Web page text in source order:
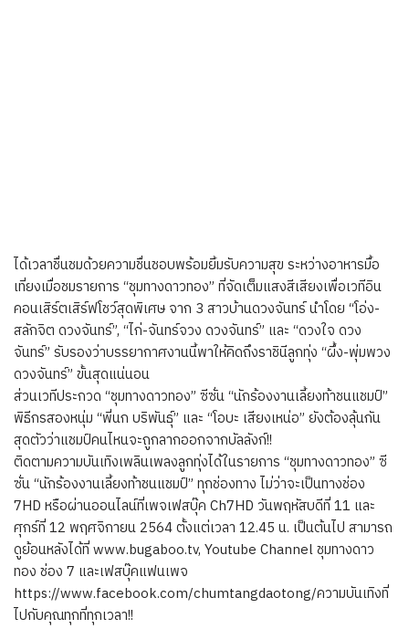
ได้เวลาชื่นชมด้วยความชื่นชอบพร้อมยิ้มรับความสุข ระหว่างอาหารมื้อ
เที่ยงเมื่อชมรายการ “ชุมทางดาวทอง” ที่จัดเต็มแสงสีเสียงเพื่อเวทีอิน
คอนเสิร์ตเสิร์ฟโชว์สุดพิเศษ จาก 3 สาวบ้านดวงจันทร์ นำโดย “โอ่ง-
สลักจิต ดวงจันทร์”, “ไก่-จันทร์จวง ดวงจันทร์” และ “ดวงใจ ดวง
จันทร์” รับรองว่าบรรยากาศงานนี้พาให้คิดถึงราชินีลูกทุ่ง “ผึ้ง-พุ่มพวง
ดวงจันทร์” ขั้นสุดแน่นอน
ส่วนเวทีประกวด “ชุมทางดาวทอง” ซีซั่น “นักร้องงานเลี้ยงท้าชนแชมป์”
พิธีกรสองหนุ่ม “พี่นก บริพันธุ์” และ “โอบะ เสียงเหน่อ” ยังต้องลุ้นกัน
สุดตัวว่าแชมป์คนไหนจะถูกลากออกจากบัลลังก์!!
ติดตามความบันเทิงเพลินเพลงลูกทุ่งได้ในรายการ “ชุมทางดาวทอง” ซี
ซั่น “นักร้องงานเลี้ยงท้าชนแชมป์” ทุกช่องทาง ไม่ว่าจะเป็นทางช่อง
7HD หรือผ่านออนไลน์ที่เพจเฟสบุ๊ค Ch7HD วันพฤหัสบดีที่ 11 และ
ศุกร์ที่ 12 พฤศจิกายน 2564 ตั้งแต่เวลา 12.45 น. เป็นต้นไป สามารถ
ดูย้อนหลังได้ที่ www.bugaboo.tv, Youtube Channel ชุมทางดาว
ทอง ช่อง 7 และเฟสบุ๊คแฟนเพจ
https://www.facebook.com/chumtangdaotong/ความบันเทิงที่
ไปกับคุณทุกที่ทุกเวลา!!